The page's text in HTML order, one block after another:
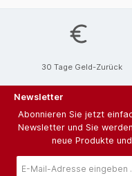
30 Tage Geld-Zurück
Newsletter
Abonnieren Sie jetzt
Newsletter und Sie
neue Produkte